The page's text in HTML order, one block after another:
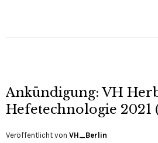
Ankündigung: VH
Hefetechnologie 2021
Veröffentlicht von VH_Berlin